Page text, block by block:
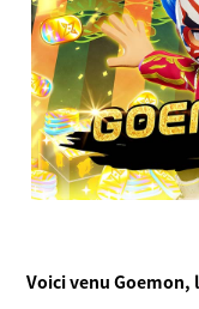
Voici venu